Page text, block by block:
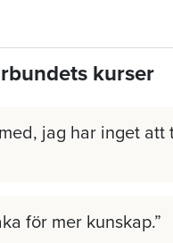
kurser
jag har inget
för mer kunskap.